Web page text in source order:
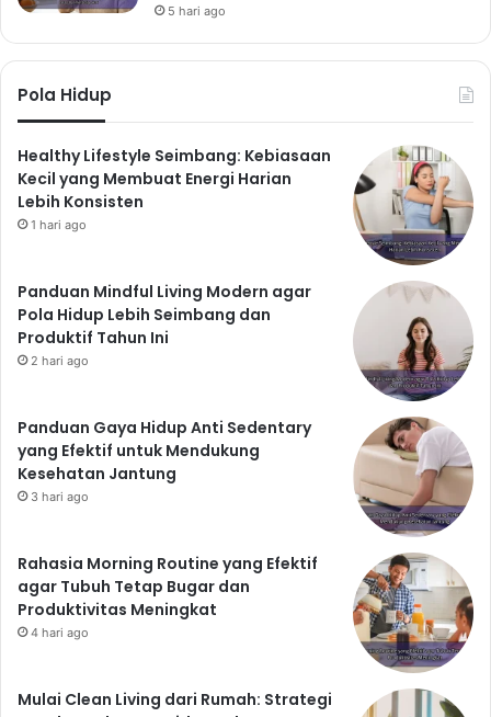
5 hari ago
Pola Hidup
Healthy Lifestyle Seimbang: Kebiasaan
Kecil yang Membuat Energi Harian
Lebih Konsisten
1 hari ago
Panduan Mindful Living Modern agar
Pola Hidup Lebih Seimbang dan
Produktif Tahun Ini
2 hari ago
Panduan Gaya Hidup Anti Sedentary
yang Efektif untuk Mendukung
Kesehatan Jantung
3 hari ago
Rahasia Morning Routine yang Efektif
agar Tubuh Tetap Bugar dan
Produktivitas Meningkat
4 hari ago
Mulai Clean Living dari Rumah: Strategi